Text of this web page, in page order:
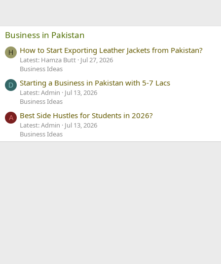
Business in Pakistan
H How to Start Exporting Leather Jackets from Pakistan?
Latest: Hamza Butt Jul 27, 2026
Business Ideas
D Starting a Business in Pakistan with 5-7 Lacs
Latest: Admin
Jul 13, 2026
Business Ideas
A Best Side Hustles for Students in 2026?
Latest: Admin
Jul 13, 2026
Business Ideas